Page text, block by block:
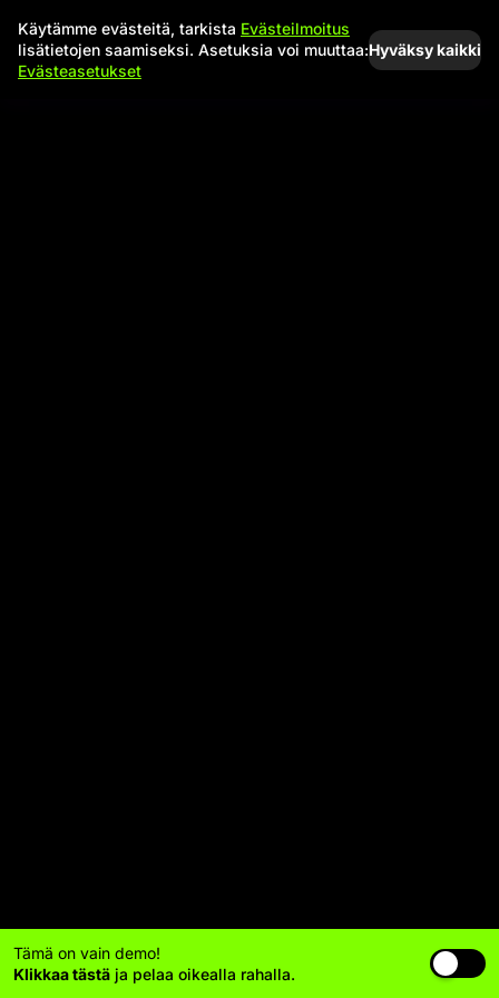
Tämä on vain demo!
Klikkaa tästä ja pelaa oikealla rahalla.
Käytämme evästeitä, tarkista Evästeilmoitus
lisätietojen saamiseksi. Asetuksia voi muuttaa:
Evästeasetukset
Hyväksy kaikki